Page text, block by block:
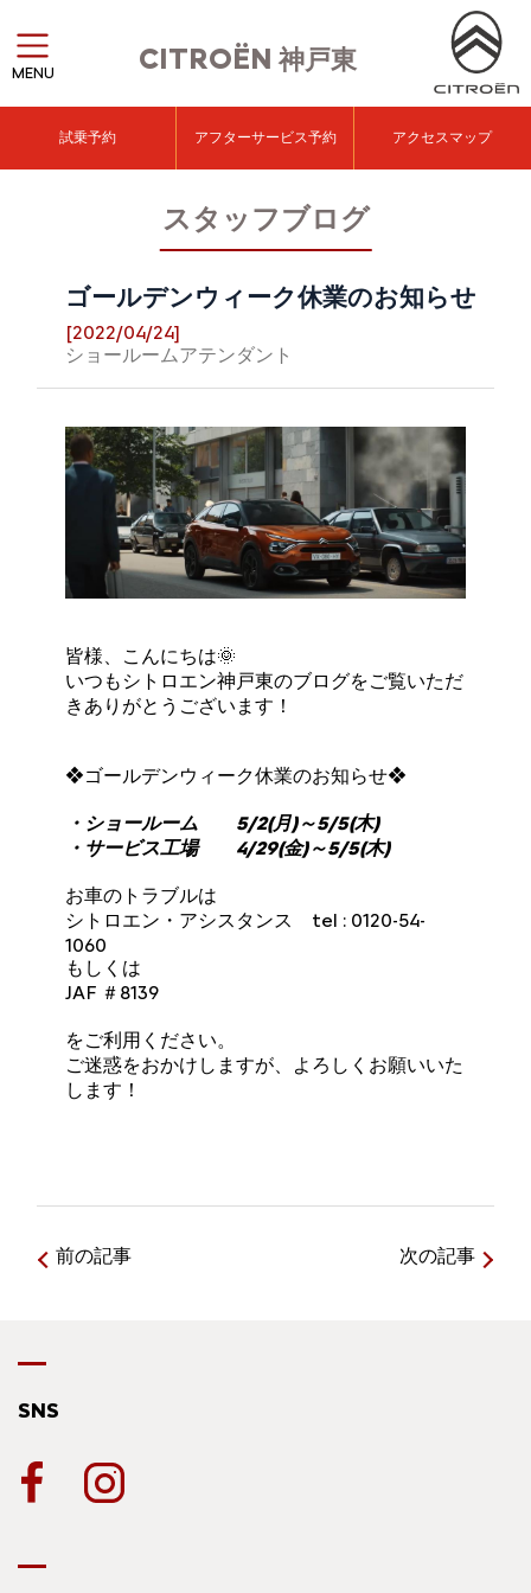
CITROËN神戸東
MENU
試乗予約 アフターサービス予約 アクセスマップ
スタッフブログ
ゴールデンウィーク休業のお知らせ
[2022/04/24]
ショールームアテンダント
皆様、こんにちは🌞
いつもシトロエン神戸東のブログをご覧いただ
きありがとうございます！
❖ゴールデンウィーク休業のお知らせ❖
・ショールーム 5/2(月)～5/5(木)
・サービス工場 4/29(金)～5/5(木)
お車のトラブルは
シトロエン・アシスタンス tel : 0120-54-
1060
もしくは
JAF ＃8139
をご利用ください。
ご迷惑をおかけしますが、よろしくお願いいた
します！
前の記事 次の記事
SNS